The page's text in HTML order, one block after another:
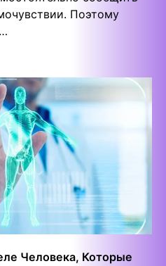
Поэтому
Человека, Которые